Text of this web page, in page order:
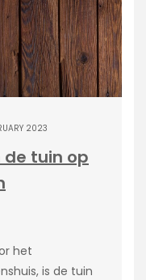
2023
de tuin op
het
is de tuin